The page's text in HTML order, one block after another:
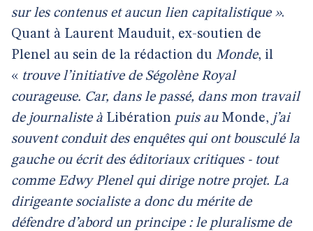
sur les contenus et aucun lien capitalistique ».
Quant à Laurent Mauduit, ex-soutien de
Plenel au sein de la rédaction du Monde, il
« trouve l’initiative de Ségolène Royal
courageuse. Car, dans le passé, dans mon travail
de journaliste à Libération puis au Monde, j’ai
souvent conduit des enquêtes qui ont bousculé la
gauche ou écrit des éditoriaux critiques - tout
comme Edwy Plenel qui dirige notre projet. La
dirigeante socialiste a donc du mérite de
défendre d’abord un principe : le pluralisme de